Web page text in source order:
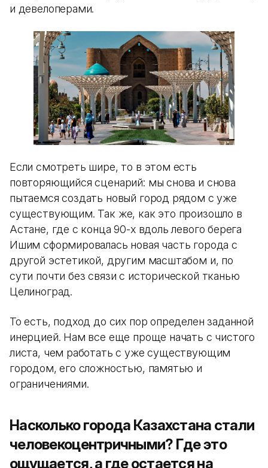
и девелоперами.
Если смотреть шире, то в этом есть
повторяющийся сценарий: мы снова и снова
пытаемся создать новый город рядом с уже
существующим. Так же, как это произошло в
Астане, где с конца 90-х вдоль левого берега
Ишим сформировалась новая часть города с
другой эстетикой, другим масштабом и, по
сути почти без связи с исторической тканью
Целиноград.
То есть, подход до сих пор определен заданной
инерцией. Нам все еще проще начать с чистого
листа, чем работать с уже существующим
городом, его сложностью, памятью и
ограничениями.
Насколько города Казахстана стали
человекоцентричными? Где это
ощущается, а где остается на